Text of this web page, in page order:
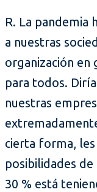
R. La pandemia
a nuestras
organización en
para todos.
nuestras
cierta forma, les
posibilidades de
30 % está